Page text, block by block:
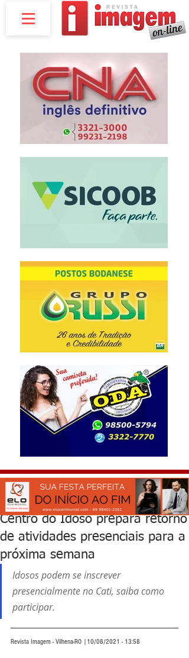
Centro do Idoso prepara retorno
de atividades presenciais para a
próxima semana
Idosos podem se inscrever
presencialmente no Cati, saiba como
participar.
Revista Imagem - Vilhena-RO |10/08/2021 - 13:58